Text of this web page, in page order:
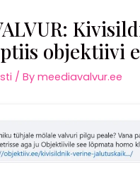
objektiivi
/ Bymeediavalvur.ee